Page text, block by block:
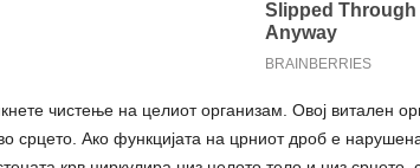
чистење на целиот организам. Овој витален
срцето. Ако функцијата на црниот дроб е